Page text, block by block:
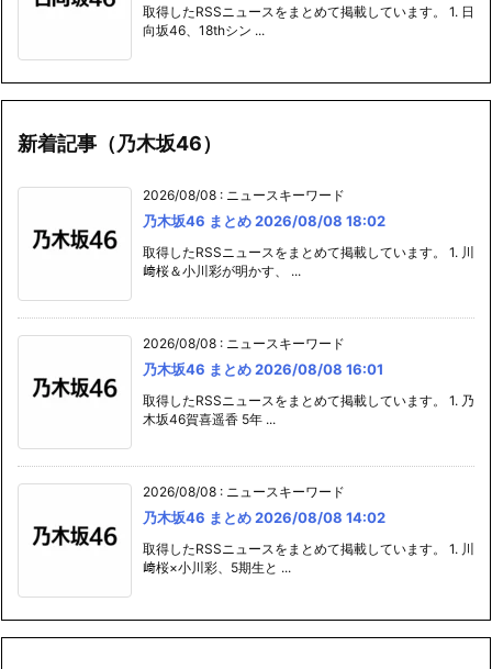
取得したRSSニュースをまとめて掲載しています。 1. 日
向坂46、18thシン ...
新着記事（乃木坂46）
2026/08/08 : ニュースキーワード
乃木坂46 まとめ 2026/08/08 18:02
取得したRSSニュースをまとめて掲載しています。 1. 川
﨑桜＆小川彩が明かす、 ...
2026/08/08 : ニュースキーワード
乃木坂46 まとめ 2026/08/08 16:01
取得したRSSニュースをまとめて掲載しています。 1. 乃
木坂46賀喜遥香 5年 ...
2026/08/08 : ニュースキーワード
乃木坂46 まとめ 2026/08/08 14:02
取得したRSSニュースをまとめて掲載しています。 1. 川
﨑桜×小川彩、5期生と ...